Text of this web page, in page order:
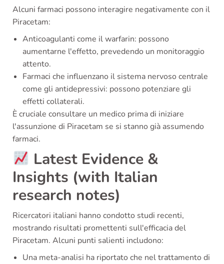
Alcuni farmaci possono interagire negativamente con il
Piracetam:
Anticoagulanti come il warfarin: possono
aumentarne l'effetto, prevedendo un monitoraggio
attento.
Farmaci che influenzano il sistema nervoso centrale
come gli antidepressivi: possono potenziare gli
effetti collaterali.
È cruciale consultare un medico prima di iniziare
l'assunzione di Piracetam se si stanno già assumendo
farmaci.
Latest Evidence &
Insights (with Italian
research notes)
Ricercatori italiani hanno condotto studi recenti,
mostrando risultati promettenti sull'efficacia del
Piracetam. Alcuni punti salienti includono:
Una meta-analisi ha riportato che nel trattamento di